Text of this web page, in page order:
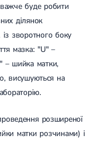
буде робити
ділянок
зворотного боку
мазка: "U" –
– шийка матки,
висушуються на
розширеної
матки розчинами) і